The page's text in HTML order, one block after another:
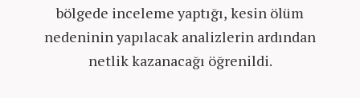
bölgede inceleme yaptığı, kesin ölüm
nedeninin yapılacak analizlerin ardından
netlik kazanacağı öğrenildi.